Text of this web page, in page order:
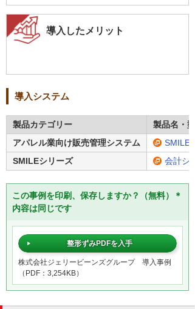
導入したメリット
導入システム
製品カテゴリー
製品名・型
アパレル業向け販売管理システム
SMILE
SMILEシリーズ
会計シ
この事例を印刷、保存しますか？（無料）＊
内容は同じです
整形ずみPDFを入手
株式会社ジェリービーンズグループ 導入事例
（PDF：3,254KB）